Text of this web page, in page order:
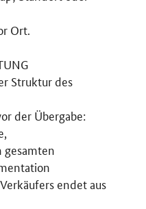
Ort.
Struktur des
der Übergabe:
gesamten
endet aus